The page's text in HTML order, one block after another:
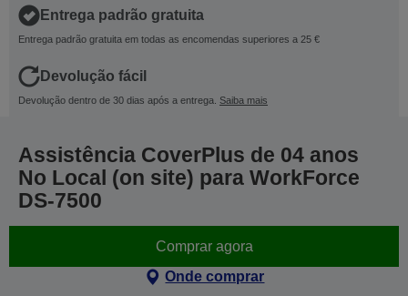
Entrega padrão gratuita
Entrega padrão gratuita em todas as encomendas superiores a 25 €
Devolução fácil
Devolução dentro de 30 dias após a entrega. Saiba mais
Assistência CoverPlus de 04 anos
No Local (on site) para WorkForce
DS-7500
Comprar agora
Onde comprar